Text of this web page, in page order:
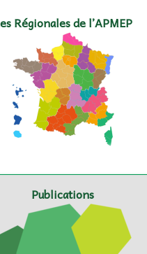
Régionales de l’APMEP
Publications